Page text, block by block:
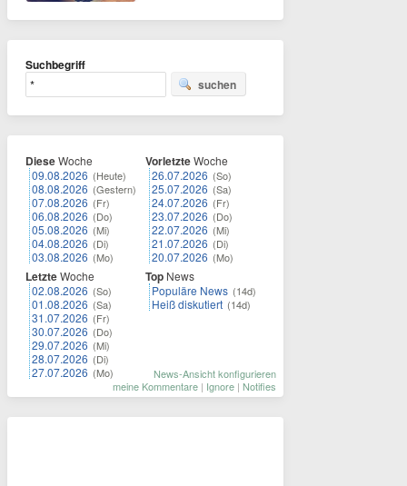
Suchbegriff
suchen
DieseWoche
09.08.2026 (Heute)
08.08.2026 (Gestern)
07.08.2026 (Fr)
06.08.2026 (Do)
05.08.2026 (Mi)
04.08.2026 (Di)
03.08.2026 (Mo)
LetzteWoche
02.08.2026 (So)
01.08.2026 (Sa)
31.07.2026 (Fr)
30.07.2026 (Do)
29.07.2026 (Mi)
28.07.2026 (Di)
27.07.2026 (Mo)
VorletzteWoche
26.07.2026 (So)
25.07.2026 (Sa)
24.07.2026 (Fr)
23.07.2026 (Do)
22.07.2026 (Mi)
21.07.2026 (Di)
20.07.2026 (Mo)
Top News
Populäre News (14d)
Heiß diskutiert (14d)
News-Ansicht konfigurieren
meine Kommentare | Ignore | Notifies